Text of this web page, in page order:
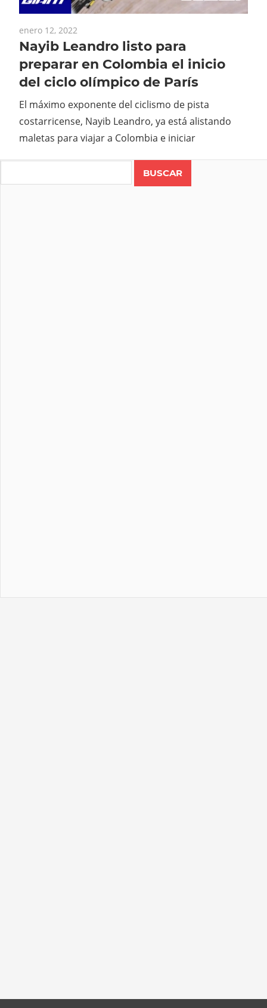
enero 12, 2022
Nayib Leandro listo para
preparar en Colombia el inicio
del ciclo olímpico de París
El máximo exponente del ciclismo de pista
costarricense, Nayib Leandro, ya está alistando
maletas para viajar a Colombia e iniciar